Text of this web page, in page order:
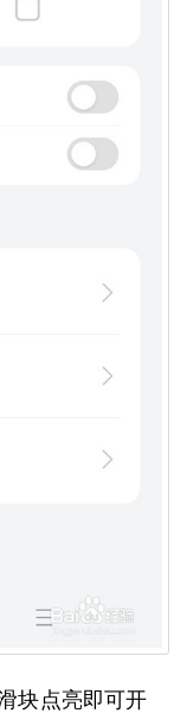
块点亮即可开